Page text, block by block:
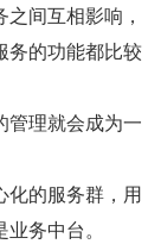
间互相影响，
务的功能都比较
管理就会成为一
化的服务群，用
务中台。